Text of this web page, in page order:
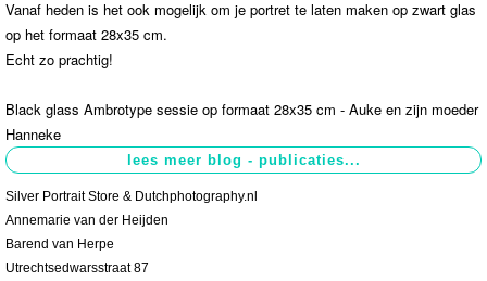
Vanaf heden is het ook mogelijk om je portret te laten maken op zwart glas
op het formaat 28x35 cm.
Echt zo prachtig!
Black glass Ambrotype sessie op formaat 28x35 cm - Auke en zijn moeder
Hanneke
Silver Portrait Store & Dutchphotography.nl
Annemarie van der Heijden
Barend van Herpe
Utrechtsedwarsstraat 87